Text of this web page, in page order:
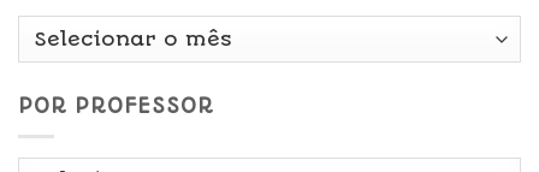
Por
POR PROFESSOR